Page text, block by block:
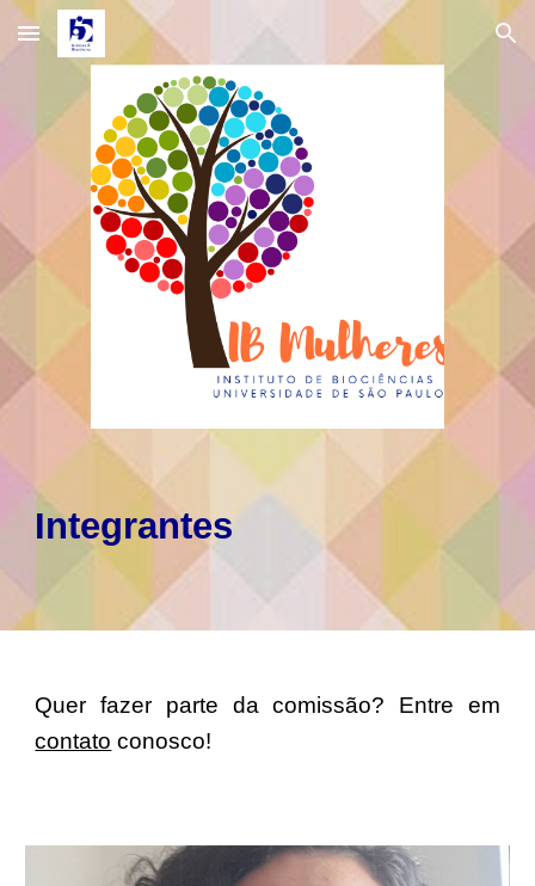
Skip to main content Skip to navigation
Integrantes
Quer fazer parte da comissão? Entre em
contato conosco!